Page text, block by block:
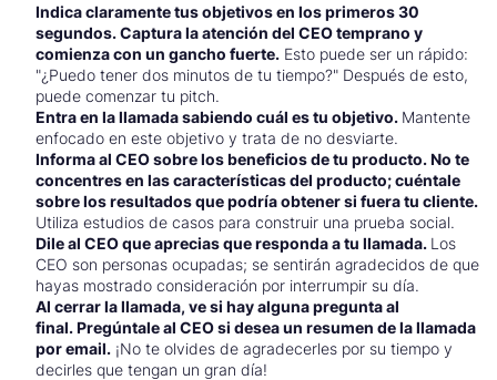
Indica claramente tus objetivos en los primeros 30
segundos. Captura la atención del CEO temprano y
comienza con un gancho fuerte. Esto puede ser un rápido:
"¿Puedo tener dos minutos de tu tiempo?" Después de esto,
puede comenzar tu pitch.
Entra en la llamada sabiendo cuál es tu objetivo. Mantente
enfocado en este objetivo y trata de no desviarte.
Informa al CEO sobre los beneficios de tu producto. No te
concentres en las características del producto; cuéntale
sobre los resultados que podría obtener si fuera tu cliente.
Utiliza estudios de casos para construir una prueba social.
Dile al CEO que aprecias que responda a tu llamada. Los
CEO son personas ocupadas; se sentirán agradecidos de que
hayas mostrado consideración por interrumpir su día.
Al cerrar la llamada, ve si hay alguna pregunta al
final. Pregúntale al CEO si desea un resumen de la llamada
por email. ¡No te olvides de agradecerles por su tiempo y
decirles que tengan un gran día!